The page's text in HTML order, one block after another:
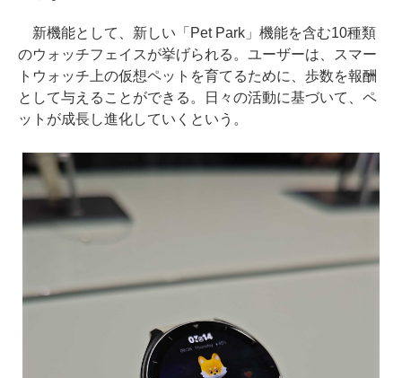
新機能として、新しい「Pet Park」機能を含む10種類
のウォッチフェイスが挙げられる。ユーザーは、スマー
トウォッチ上の仮想ペットを育てるために、歩数を報酬
として与えることができる。日々の活動に基づいて、ペ
ットが成長し進化していくという。